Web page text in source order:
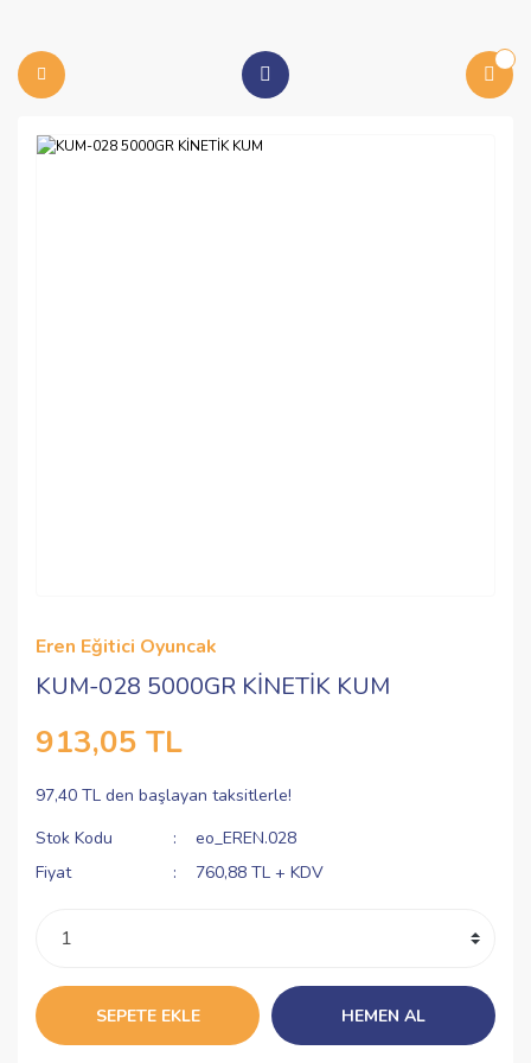
Eren Eğitici Oyuncak
KUM-028 5000GR KİNETİK KUM
913,05 TL
97,40 TL den başlayan taksitlerle!
Stok Kodu
eo_EREN.028
Fiyat
760,88 TL + KDV
SEPETE EKLE HEMEN AL